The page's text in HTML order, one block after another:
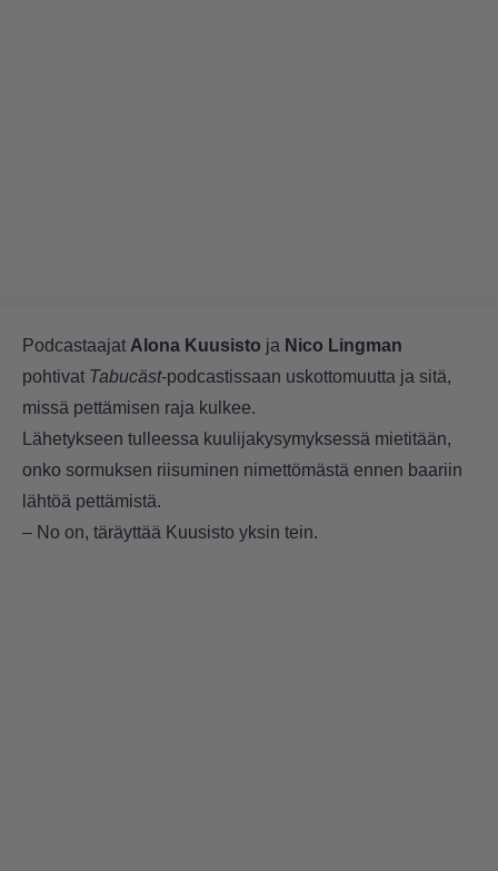
Podcastaajat Alona Kuusisto ja Nico Lingman
pohtivat Tabucäst-podcastissaan uskottomuutta ja sitä,
missä pettämisen raja kulkee.
Lähetykseen tulleessa kuulijakysymyksessä mietitään,
onko sormuksen riisuminen nimettömästä ennen baariin
lähtöä pettämistä.
– No on, täräyttää Kuusisto yksin tein.